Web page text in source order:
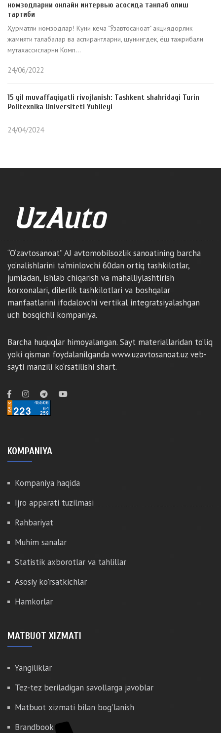
номзодларни онлайн интервью асосида танлаб олиш
тартиби
Ҳурматли номзодлар! Куни кеча "Ўзавтосаноат" акциядорлик
жамияти талабалар ва аспирантларни, шунингдек, ёш тажрибали
мутахассисларни Комп...
24/06/2022
15 yil muvaffaqiyatli rivojlanish: Tashkent shahridagi Turin
Politexnika Universiteti Yubileyi
24/04/2024
“O‘zavtosanoat” AJ avtomobilsozlik sanoatining barcha
yo‘nalishlarini ta’minlovchi 60dan ortiq tashkilotlar,
jumladan, ishlab chiqarish va mahalliylashtirish
korxonalari, dilerlik tashkilotlari va boshqalar
manfaatlarini ifodalovchi vertikal integratsiyalashgan
uch bosqichli kompaniya.
Barcha huquqlar himoyalangan. Sayt materiallaridan to‘liq
yoki qisman foydalanilganda www.uzavtosanoat.uz veb-
sayti manzili ko‘rsatilishi shart.
KOMPANIYA
Kompaniya haqida
Ijro apparati tuzilmasi
Rahbariyat
Muhim sanalar
Statistik axborotlar va tahlillar
Asosiy ko'rsatkichlar
Hamkorlar
MATBUOT XIZMATI
Yangiliklar
Tez-tez beriladigan savollarga javoblar
Matbuot xizmati bilan bog'lanish
Brandbook